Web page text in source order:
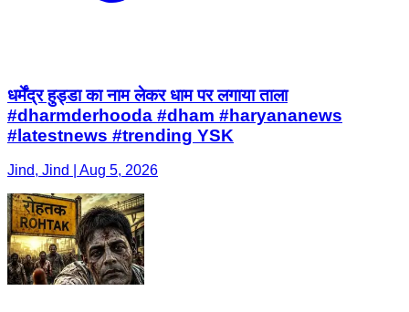
धर्मेंद्र हुड्डा का नाम लेकर धाम पर लगाया ताला
#dharmderhooda #dham #haryananews
#latestnews #trending YSK
Jind, Jind | Aug 5, 2026